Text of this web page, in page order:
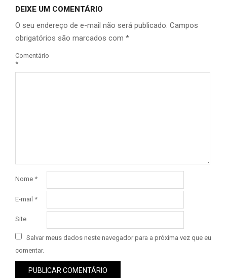
DEIXE UM COMENTÁRIO
O seu endereço de e-mail não será publicado. Campos
obrigatórios são marcados com *
Comentário
*
Nome *
E-mail *
Site
Salvar meus dados neste navegador para a próxima vez que eu
comentar.